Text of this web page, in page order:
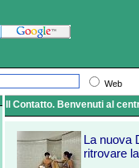
Web
Il Contatto. Benvenuti al
La nuova
ritrovare